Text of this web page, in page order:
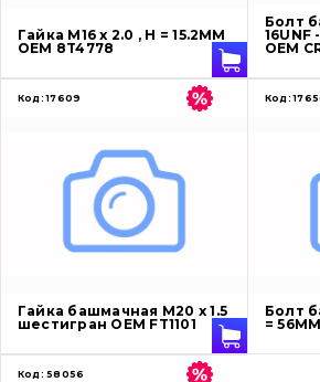
Болты, гайки и элементы крепления
Ножи, режущие кромки
Защита (ковша, адаптера)
Пальци и втулки
Двигатель
написати
листа
Гайка M16 x 2.0 , H = 15.2ММ
OEM 8T4778
Болт
16UNF
OEM
Код: 17609
Гайка башмачная M20 x 1.5
шестигран OEM FT1101
Код:
Болт
=
Код: 58056